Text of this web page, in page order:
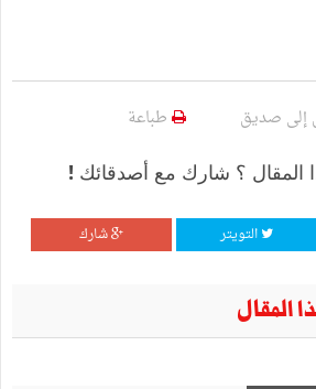
إلى صديق طباعة
المقال ؟ شارك مع أصدقائك !
التويتر شارك
المقال